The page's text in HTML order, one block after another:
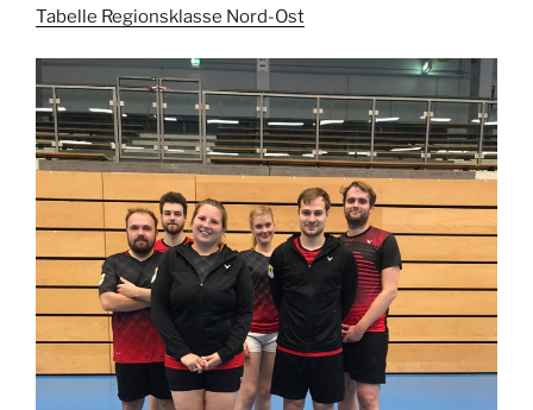
Tabelle Regionsklasse Nord-Ost